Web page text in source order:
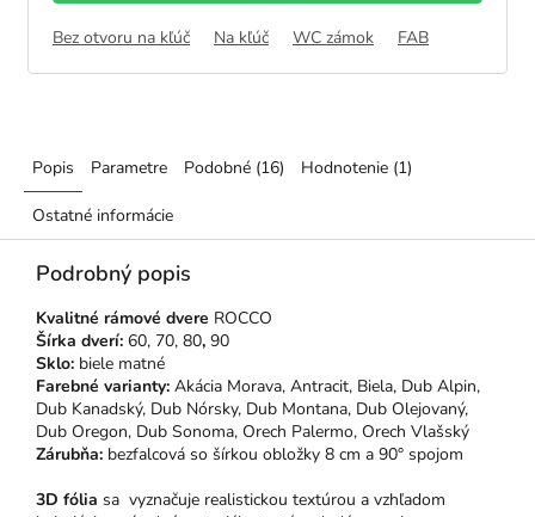
Bez otvoru na kľúč Na kľúč WC zámok FAB
Popis Parametre Podobné (16) Hodnotenie (1)
Ostatné informácie
Podrobný popis
Kvalitné rámové dvere ROCCO
Šírka dverí: 60, 70, 80, 90
Sklo: biele matné
Farebné varianty: Akácia Morava, Antracit, Biela, Dub Alpin,
Dub Kanadský, Dub Nórsky, Dub Montana, Dub Olejovaný,
Dub Oregon, Dub Sonoma, Orech Palermo, Orech Vlašský
Zárubňa: bezfalcová so šírkou obložky 8 cm a 90° spojom
3D fólia sa vyznačuje realistickou textúrou a vzhľadom